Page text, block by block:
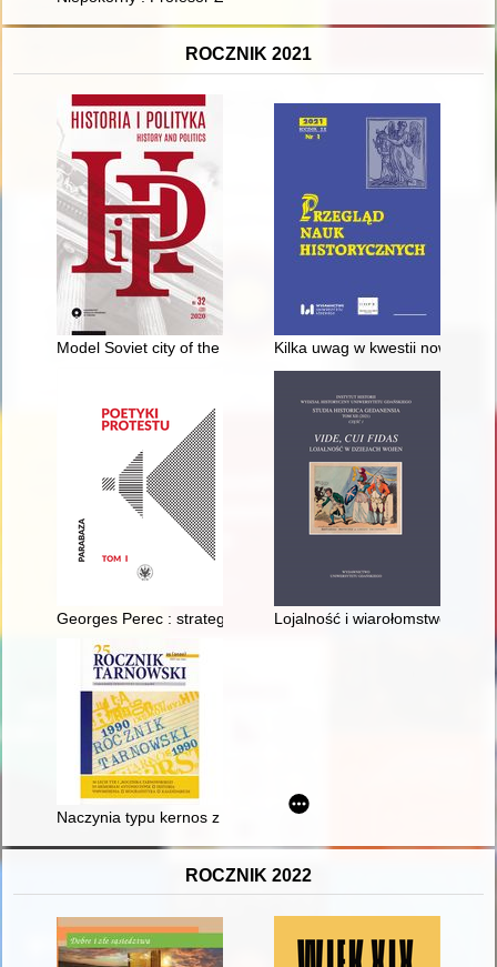
ROCZNIK 2021
Model Soviet city of the Brezhnev era : the image of Kharkiv
Kilka uwag w kwestii nowych
Georges Perec : strategia cichego oporuLojalność i wiarołomstwo jako
Naczynia typu kernos z cmentarzyska kultury łużyckiej w
ROCZNIK 2022